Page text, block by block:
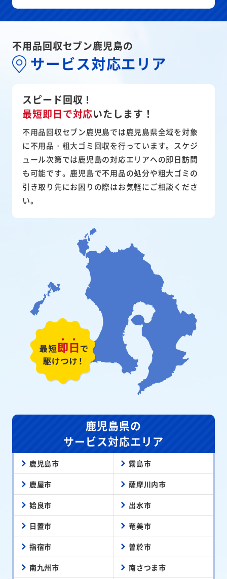
不用品回収セブン鹿児島の
サービス対応エリア
スピード回収！
最短即日で対応いたします！
不用品回収セブン鹿児島では鹿児島県全域を対象
に不用品・粗大ゴミ回収を行っています。スケジ
ュール次第では鹿児島の対応エリアへの即日訪問
も可能です。鹿児島で不用品の処分や粗大ゴミの
引き取り先にお困りの際はお気軽にご相談くださ
い。
鹿児島県の
サービス対応エリア
鹿児島市 霧島市
鹿屋市 薩摩川内市
姶良市 出水市
日置市 奄美市
指宿市 曽於市
南九州市 南さつま市